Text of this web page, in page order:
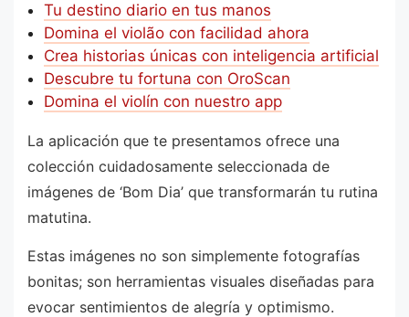
Tu destino diario en tus manos
Domina el violão con facilidad ahora
Crea historias únicas con inteligencia artificial
Descubre tu fortuna con OroScan
Domina el violín con nuestro app
La aplicación que te presentamos ofrece una
colección cuidadosamente seleccionada de
imágenes de ‘Bom Dia’ que transformarán tu rutina
matutina.
Estas imágenes no son simplemente fotografías
bonitas; son herramientas visuales diseñadas para
evocar sentimientos de alegría y optimismo.